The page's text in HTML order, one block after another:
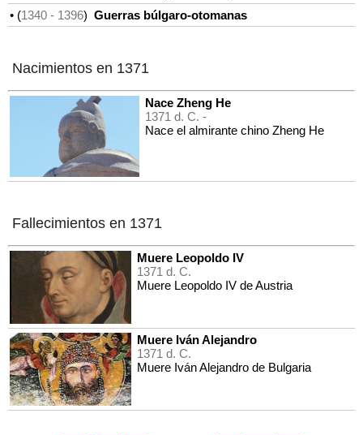
• (1340 - 1396) Guerras búlgaro-otomanas
Nacimientos en 1371
Nace Zheng He
1371 d. C. -
Nace el almirante chino Zheng He
Fallecimientos en 1371
Muere Leopoldo IV
1371 d. C.
Muere Leopoldo IV de Austria
Muere Iván Alejandro
1371 d. C.
Muere Iván Alejandro de Bulgaria